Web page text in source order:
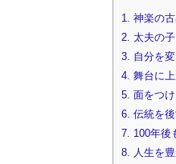
1.
神楽の古
2. 太夫の
3. 自分を
4. 舞台に
5. 面をつ
6. 伝統を
7. 100年後
8.
人生を